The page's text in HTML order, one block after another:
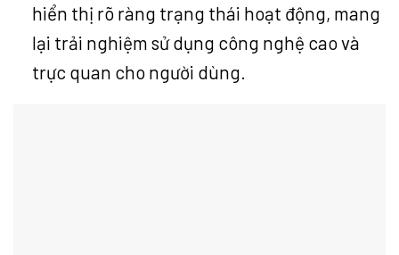
hiển thị rõ ràng trạng thái hoạt động, mang
lại trải nghiệm sử dụng công nghệ cao và
trực quan cho người dùng.